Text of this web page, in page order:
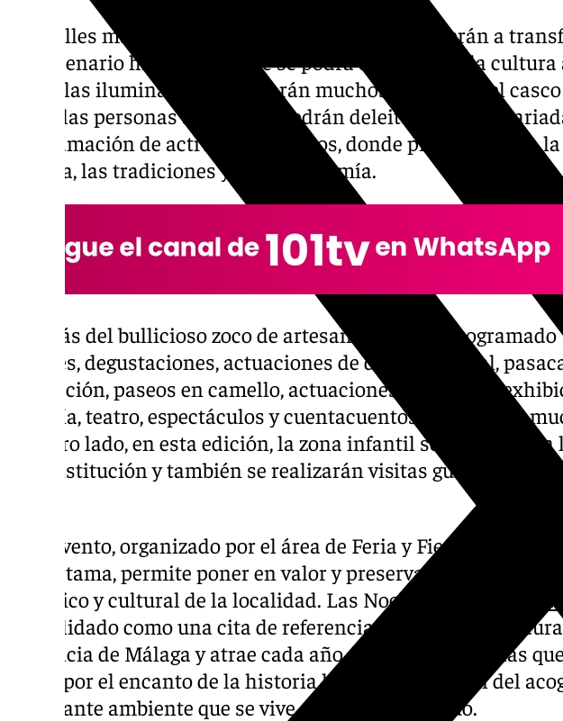
Las calles más céntricas de Cártama Pueblo volverán a
un escenario histórico donde se podrá disfrutar de la
Las velas iluminarán y decorarán muchos rincones del
todas las personas asistentes podrán deleitarse con la
programación de actividades y actos, donde predominarán
cultura, las tradiciones y la gastronomía.
Además del bullicioso zoco de artesanos, se han programado
desfiles, degustaciones, actuaciones de danza oriental,
animación, paseos en camello, actuaciones musicales,
cetrería, teatro, espectáculos y cuentacuentos, entre otros
Por otro lado, en esta edición, la zona infantil se instalará en
la Constitución y también se realizarán visitas guiadas a la
Este evento, organizado por el área de Feria y Fiestas del
de Cártama, permite poner en valor y preservar el rico
histórico y cultural de la localidad. Las Noches de la
consolidado como una cita de referencia en la agenda cultural
provincia de Málaga y atrae cada año a miles de personas que
llevar por el encanto de la historia local y disfrutarán del
fascinante ambiente que se vive en el casco antiguo.